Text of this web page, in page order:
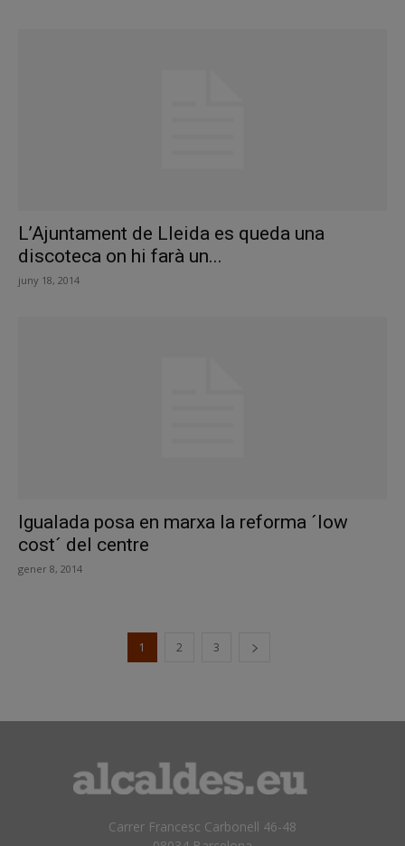
L’Ajuntament de Lleida es queda una
discoteca on hi farà un...
juny 18, 2014
Igualada posa en marxa la reforma ´low
cost´ del centre
gener 8, 2014
1 2 3
Carrer Francesc Carbonell 46-48